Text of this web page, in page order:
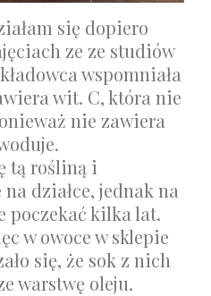
się dopiero
ze ze studiów
wspomniała
wit. C, która nie
nie zawiera
tą rośliną i
działce, jednak na
poczekać kilka lat.
w owoce w sklepie
się, że sok z nich
warstwę oleju.